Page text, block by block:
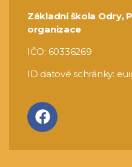
Základní škola Odry,
organizace
IČO: 60336269
ID datové schránky: